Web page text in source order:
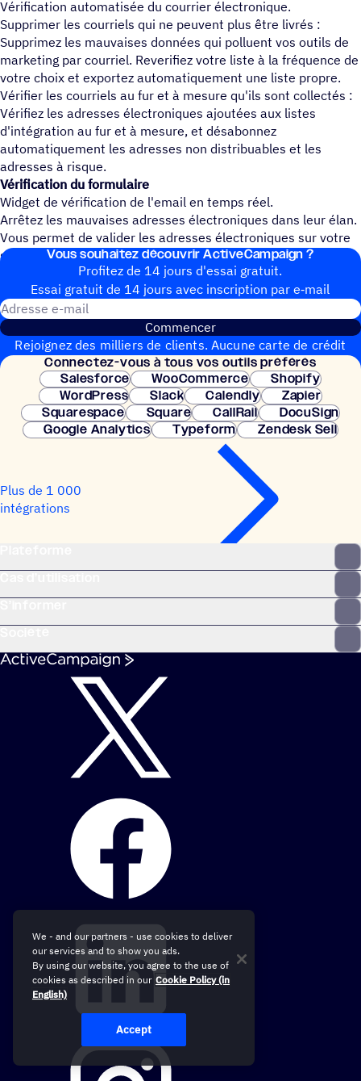
Vérification automatisée du courrier électronique.
Supprimer les courriels qui ne peuvent plus être livrés :
Supprimez les mauvaises données qui polluent vos outils de
marketing par courriel. Reverifiez votre liste à la fréquence de
votre choix et exportez automatiquement une liste propre.
Vérifier les courriels au fur et à mesure qu'ils sont collectés :
Vérifiez les adresses électroniques ajoutées aux listes
d'intégration au fur et à mesure, et désabonnez
automatiquement les adresses non distribuables et les
adresses à risque.
Vérification du formulaire
Widget de vérification de l'email en temps réel.
Arrêtez les mauvaises adresses électroniques dans leur élan.
Vous permet de valider les adresses électroniques sur votre
site web existant avant qu'elles ne soient envoyées.
Vous souhai­tez découvrir ActiveCampaign ?
Profitez de 14 jours d'essai gratuit.
Essai gratuit de 14 jours avec inscrip­tion par e‑mail
Commencer
Rejoignez des milliers de clients. Aucune carte de crédit
nécessaire. Configuration instantanée.
Connec­tez-vous à tous vos outils préférés
Salesforce
WooCommerce
Shopify
WordPress
Slack Calendly
Zapier
Squarespace
Square CallRail
DocuSign
Google Analytics
Typeform Zendesk Sell
Plus de 1 000
intégrations
We - and our partners - use cookies to deliver
our services and to show you ads.
By using our website, you agree to the use of
cookies as described in our Cookie Policy (in
English)
Accept